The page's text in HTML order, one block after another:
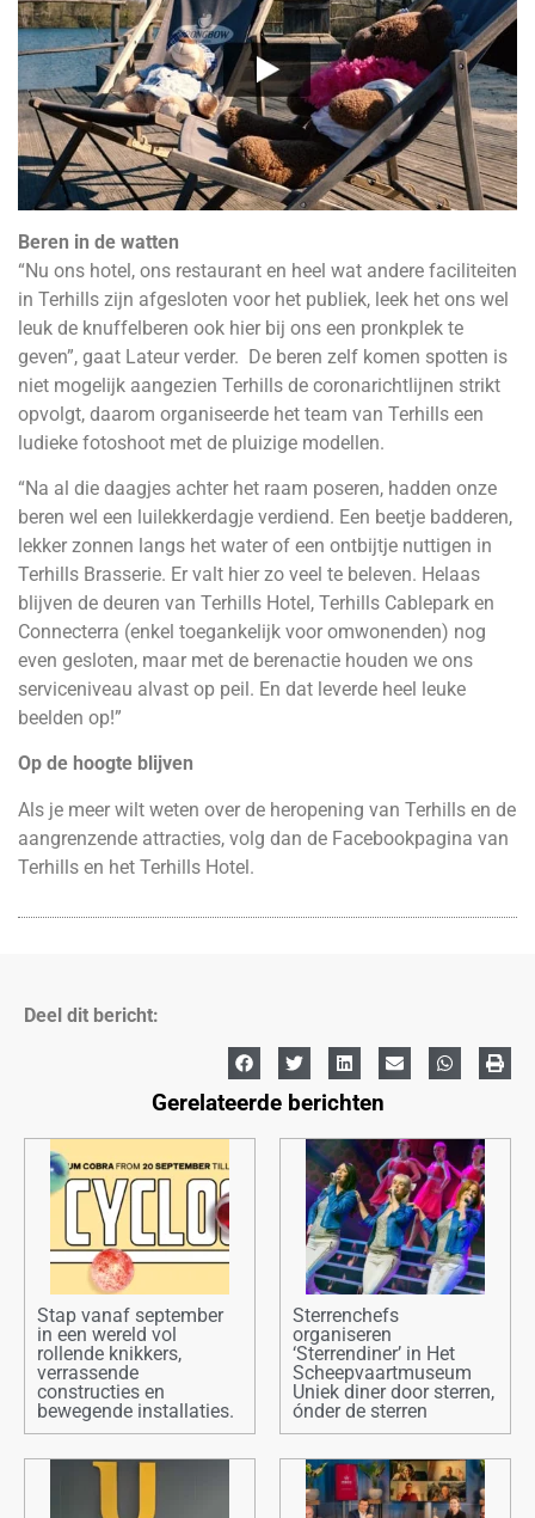
Beren in de watten
“Nu ons hotel, ons restaurant en heel wat andere faciliteiten
in Terhills zijn afgesloten voor het publiek, leek het ons wel
leuk de knuffelberen ook hier bij ons een pronkplek te
geven”, gaat Lateur verder. De beren zelf komen spotten is
niet mogelijk aangezien Terhills de coronarichtlijnen strikt
opvolgt, daarom organiseerde het team van Terhills een
ludieke fotoshoot met de pluizige modellen.
“Na al die daagjes achter het raam poseren, hadden onze
beren wel een luilekkerdagje verdiend. Een beetje badderen,
lekker zonnen langs het water of een ontbijtje nuttigen in
Terhills Brasserie. Er valt hier zo veel te beleven. Helaas
blijven de deuren van Terhills Hotel, Terhills Cablepark en
Connecterra (enkel toegankelijk voor omwonenden) nog
even gesloten, maar met de berenactie houden we ons
serviceniveau alvast op peil. En dat leverde heel leuke
beelden op!”
Op de hoogte blijven
Als je meer wilt weten over de heropening van Terhills en de
aangrenzende attracties, volg dan de Facebookpagina van
Terhills en het Terhills Hotel.
Deel dit bericht:
Gerelateerde berichten
Stap vanaf september
in een wereld vol
rollende knikkers,
verrassende
constructies en
bewegende installaties.
Sterrenchefs
organiseren
‘Sterrendiner’ in Het
Scheepvaartmuseum
Uniek diner door sterren,
ónder de sterren